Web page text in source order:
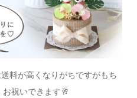
料が高くなりがちですがもち
祝いできます🥂